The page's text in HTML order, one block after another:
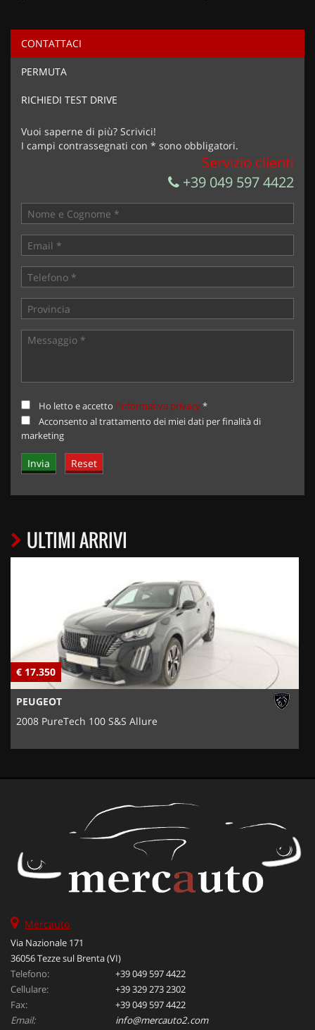
Ho letto e accettol'informativa privacy*
Acconsento al trattamento dei miei dati per finalità di
Invia la tua richiesta
CONTATTACI
PERMUTA
RICHIEDI TEST DRIVE
Vuoi saperne di più? Scrivici!
I campi contrassegnati con * sono obbligatori.
Servizio clienti
+39 049 597 4422
Ho letto e accetto l'informativa privacy*
Acconsento al trattamento dei miei dati per finalità di
marketing
ULTIMI ARRIVI
€ 17.350
PEUGEOT
2008 PureTech 100 S&S Allure
Mercauto
Via Nazionale 171
36056 Tezze sul Brenta (VI)
Telefono:
+39 049 597 4422
Cellulare:
+39 329 273 2302
Fax:
+39 049 597 4422
Email:
info@mercauto2.com